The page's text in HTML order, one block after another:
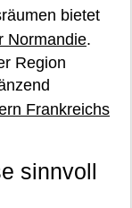
bietet
Normandie.
Region
Frankreichs
sinnvoll